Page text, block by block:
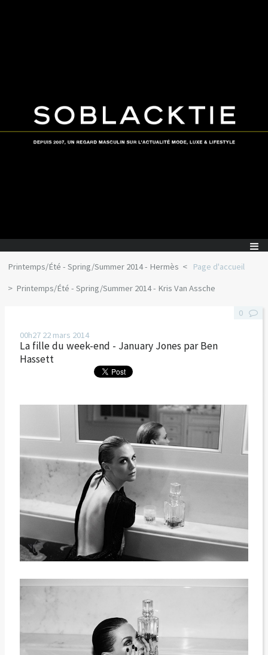
Printemps/Été - Spring/Summer 2014 - Hermès
Page d'accueil
Printemps/Été - Spring/Summer 2014 - Kris Van Assche
00h27 22 mars 2014
La fille du week-end - January Jones par Ben
Hassett
0